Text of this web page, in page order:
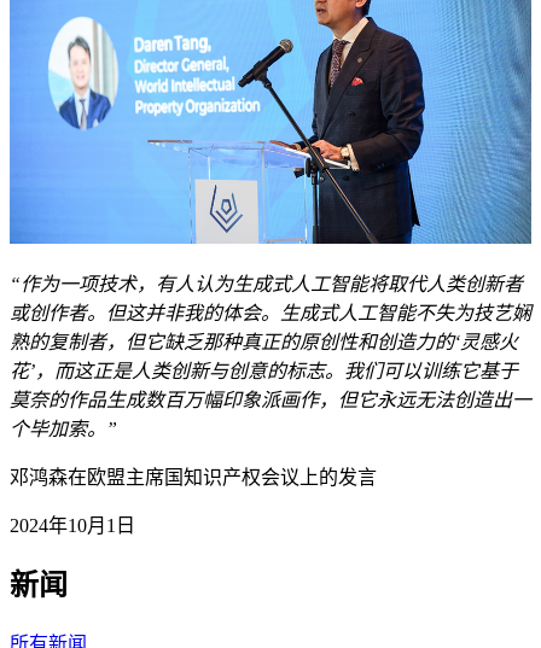
“作为一项技术，有人认为生成式人工智能将取代人类创新者
或创作者。但这并非我的体会。生成式人工智能不失为技艺娴
熟的复制者，但它缺乏那种真正的原创性和创造力的‘灵感火
花’，而这正是人类创新与创意的标志。我们可以训练它基于
莫奈的作品生成数百万幅印象派画作，但它永远无法创造出一
个毕加索。”
邓鸿森在欧盟主席国知识产权会议上的发言
2024年10月1日
新闻